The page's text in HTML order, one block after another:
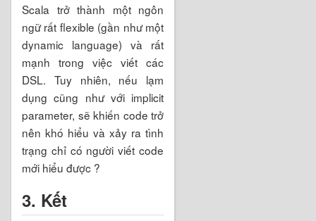
Scala trở thành một ngôn
ngữ rất flexible (gần như một
dynamic language) và rất
mạnh trong việc viết các
DSL. Tuy nhiên, nếu lạm
dụng cũng như với implicit
parameter, sẽ khiến code trở
nên khó hiểu và xảy ra tình
trạng chỉ có người viết code
mới hiểu được ?
3. Kết